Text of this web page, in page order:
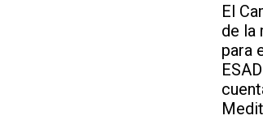
El
de la
para